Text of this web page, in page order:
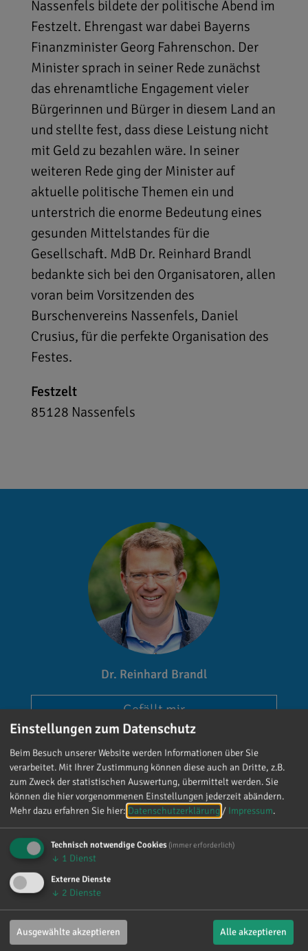
Nassenfels bildete der politische Abend im
Festzelt. Ehrengast war dabei Bayerns
Finanzminister Georg Fahrenschon. Der
Minister sprach in seiner Rede zunächst
das ehrenamtliche Engagement vieler
Bürgerinnen und Bürger in diesem Land an
und stellte fest, dass diese Leistung nicht
mit Geld zu bezahlen wäre. In seiner
weiteren Rede ging der Minister auf
aktuelle politische Themen ein und
unterstrich die enorme Bedeutung eines
gesunden Mittelstandes für die
Gesellschaft. MdB Dr. Reinhard Brandl
bedankte sich bei den Organisatoren, allen
voran beim Vorsitzenden des
Burschenvereins Nassenfels, Daniel
Crusius, für die perfekte Organisation des
Festes.
Festzelt
85128 Nassenfels
Dr. Reinhard Brandl
Gefällt mir
Reinhard Brandl
„Danke!“ 😊 Vielen Dank für die zahlreichen
vielen lieben Worte. Ich habe mich wirklich
über jede einzelne Aufmerksamkeit gefreut. Es
Einstellungen zum Datenschutz
Beim Besuch unserer Website werden Informationen über Sie
verarbeitet. Mit Ihrer Zustimmung können diese auch an Dritte, z.B.
zum Zweck der statistischen Auswertung, übermittelt werden. Sie
können die hier vorgenommenen Einstellungen jederzeit abändern.
Mehr dazu erfahren Sie hier: Datenschutzerklärung / Impressum.
Technisch notwendige Cookies (immer erforderlich)
↓ 1 Dienst
Externe Dienste
↓ 2 Dienste
Ausgewählte akzeptieren Alle akzeptieren